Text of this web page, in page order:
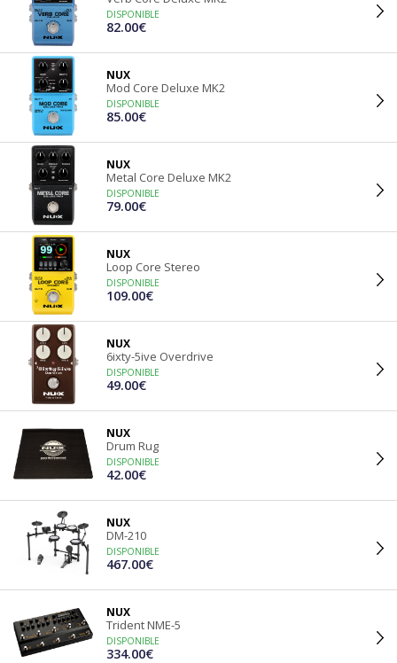
DISPONIBLE
82.00€
NUX
Mod Core Deluxe MK2
DISPONIBLE
85.00€
NUX
Metal Core Deluxe MK2
DISPONIBLE
79.00€
NUX
Loop Core Stereo
DISPONIBLE
109.00€
NUX
6ixty-5ive Overdrive
DISPONIBLE
49.00€
NUX
Drum Rug
DISPONIBLE
42.00€
NUX
DM-210
DISPONIBLE
467.00€
NUX
Trident NME-5
DISPONIBLE
334.00€